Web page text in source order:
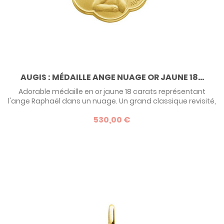
AUGIS : MÉDAILLE ANGE NUAGE OR JAUNE 18...
Adorable médaille en or jaune 18 carats représentant
l'ange Raphaël dans un nuage. Un grand classique revisité,
Découvrez notre sélection de médailles Anges.
530,00 €